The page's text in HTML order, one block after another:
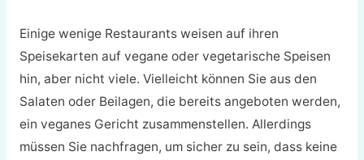
Einige wenige Restaurants weisen auf ihren
Speisekarten auf vegane oder vegetarische Speisen
hin, aber nicht viele. Vielleicht können Sie aus den
Salaten oder Beilagen, die bereits angeboten werden,
ein veganes Gericht zusammenstellen. Allerdings
müssen Sie nachfragen, um sicher zu sein, dass keine